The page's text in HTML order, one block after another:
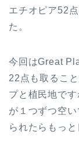
エチオピア52
た。
今回はGreat
22点も取るこ
プと植民地で
が１つずつ空
られたらもっ